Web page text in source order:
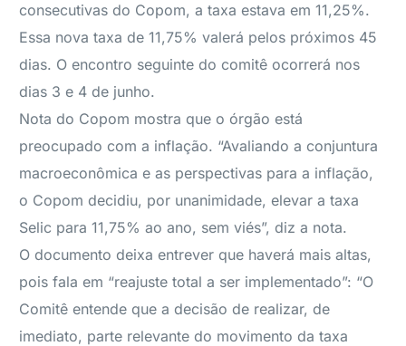
consecutivas do Copom, a taxa estava em 11,25%.
Essa nova taxa de 11,75% valerá pelos próximos 45
dias. O encontro seguinte do comitê ocorrerá nos
dias 3 e 4 de junho.
Nota do Copom mostra que o órgão está
preocupado com a inflação. “Avaliando a conjuntura
macroeconômica e as perspectivas para a inflação,
o Copom decidiu, por unanimidade, elevar a taxa
Selic para 11,75% ao ano, sem viés”, diz a nota.
O documento deixa entrever que haverá mais altas,
pois fala em “reajuste total a ser implementado”: “O
Comitê entende que a decisão de realizar, de
imediato, parte relevante do movimento da taxa